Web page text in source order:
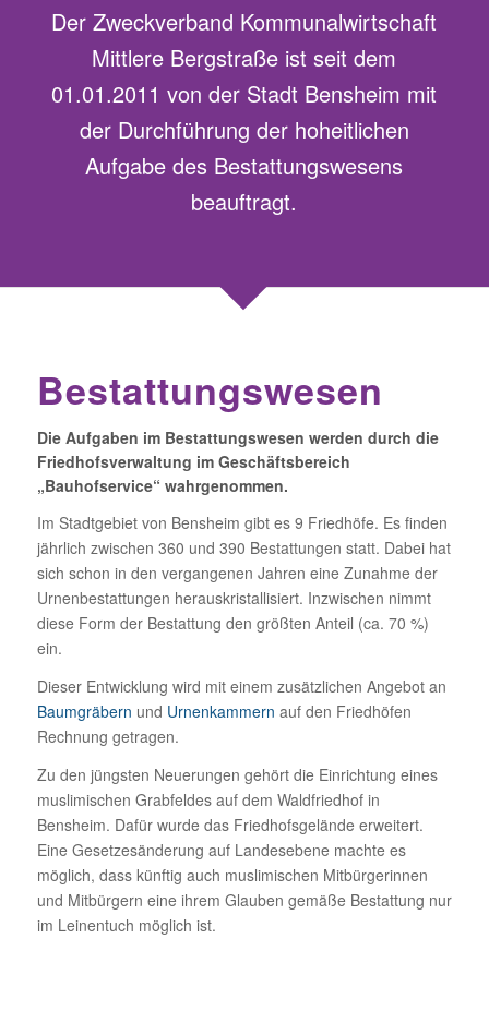
Der Zweckverband Kommunalwirtschaft
Mittlere Bergstraße ist seit dem
01.01.2011 von der Stadt Bensheim mit
der Durchführung der hoheitlichen
Aufgabe des Bestattungswesens
beauftragt.
Bestattungswesen
Die Aufgaben im Bestattungswesen werden durch die
Friedhofsverwaltung im Geschäftsbereich
„Bauhofservice“ wahrgenommen.
Im Stadtgebiet von Bensheim gibt es 9 Friedhöfe. Es finden
jährlich zwischen 360 und 390 Bestattungen statt. Dabei hat
sich schon in den vergangenen Jahren eine Zunahme der
Urnenbestattungen herauskristallisiert. Inzwischen nimmt
diese Form der Bestattung den größten Anteil (ca. 70 %)
ein.
Dieser Entwicklung wird mit einem zusätzlichen Angebot an
Baumgräbern und Urnenkammern auf den Friedhöfen
Rechnung getragen.
Zu den jüngsten Neuerungen gehört die Einrichtung eines
muslimischen Grabfeldes auf dem Waldfriedhof in
Bensheim. Dafür wurde das Friedhofsgelände erweitert.
Eine Gesetzesänderung auf Landesebene machte es
möglich, dass künftig auch muslimischen Mitbürgerinnen
und Mitbürgern eine ihrem Glauben gemäße Bestattung nur
im Leinentuch möglich ist.